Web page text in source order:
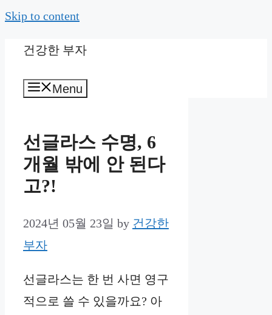
Skip to content
건강한 부자
Menu
선글라스 수명, 6
개월 밖에 안 된다
고?!
2024년 05월 23일 by 건강한
부자
선글라스는 한 번 사면 영구
적으로 쓸 수 있을까요? 아